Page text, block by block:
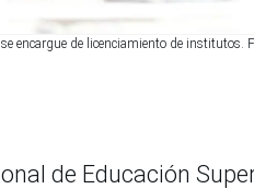
encargue de licenciamiento de institutos.
de Educación